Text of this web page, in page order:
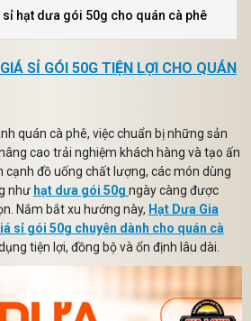
sỉ hạt dưa gói 50g cho quán cà phê
SỈ GÓI 50G TIỆN LỢI CHO QUÁN
quán cà phê, việc chuẩn bị những sản
cao trải nghiệm khách hàng và tạo ấn
cạnh đồ uống chất lượng, các món dùng
như hạt dưa gói 50g ngày càng được
Nắm bắt xu hướng này, Hạt Dưa Gia
sỉ gói 50g chuyên dành cho quán cà
tiện lợi, đồng bộ và ổn định lâu dài.